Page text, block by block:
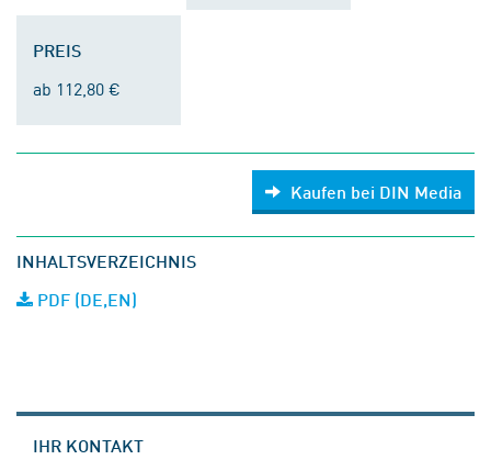
PREIS
ab 112,80 €
Kaufen bei DIN Media
INHALTSVERZEICHNIS
PDF (DE,EN)
IHR KONTAKT